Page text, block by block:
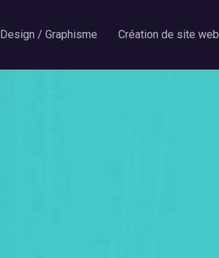
Design / Graphisme Création de site web